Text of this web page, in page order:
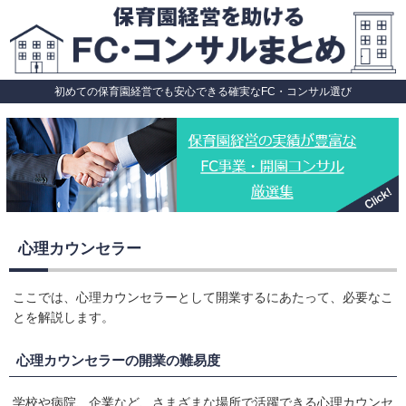
初めての保育園経営でも安心できる確実なFC・コンサル選び
心理カウンセラー
ここでは、心理カウンセラーとして開業するにあたって、必要なこ
とを解説します。
心理カウンセラーの開業の難易度
学校や病院、企業など、さまざまな場所で活躍できる心理カウンセ